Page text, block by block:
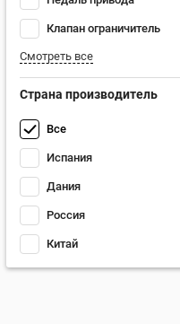
Клапан ограничитель
Смотреть все
Страна производитель
Все
Испания
Дания
Россия
Китай